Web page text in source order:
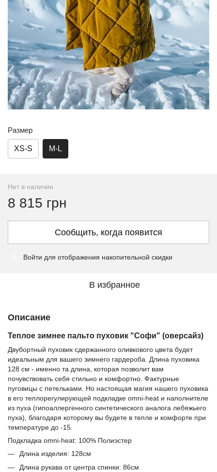
Размер
XS-S M-L
Нет в наличии
8 815 грн
Сообщить, когда появится
Войти для отображения накопительной скидки
В избранное
Описание
Теплое зимнее пальто пуховик "Софи" (оверсайз)
Двубортный пуховик сдержанного оливкового цвета будет
идеальным для вашего зимнего гардероба. Длина пуховика
128 см - именно та длина, которая позволит вам
почувствовать себя стильно и комфортно. Фактурные
пуговицы с петельками. Но настоящая магия нашего пуховика
в его теплорегулирующей подкладке omni-heat и наполнителе
из пуха (гипоаллергенного синтетического аналога лебяжьего
пуха), благодаря которому вы будете в тепле и комфорте при
температуре до -15.
Подкладка omni-heat: 100% Полиэстер
Длина изделия: 128см
Длина рукава от центра спинки: 86см